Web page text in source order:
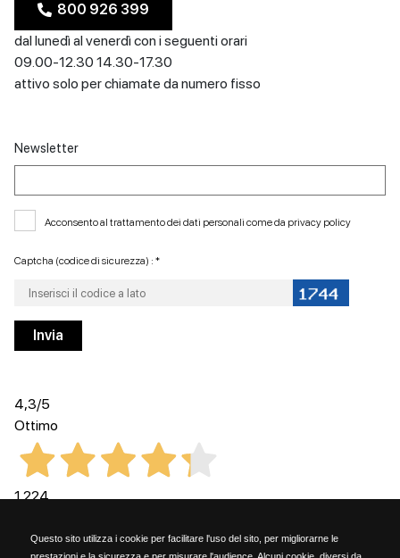
Questo sito utilizza i cookie per facilitare l'uso del sito, per migliorarne le
800 926 399
dal lunedì al venerdì con i seguenti orari
09.00-12.30 14.30-17.30
attivo solo per chiamate da numero fisso
Newsletter
Acconsento al trattamento dei dati personali come da privacy policy
Captcha (codice di sicurezza) : *
4,3/5
Ottimo
1.224